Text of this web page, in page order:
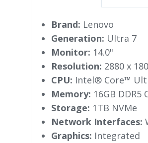
Brand: Lenovo
Generation: Ultra 7
Monitor: 14.0"
Resolution: 2880 x
CPU: Intel® Core™
Memory: 16GB DDR5
Storage: 1TB NVMe
Network Interfaces:
Graphics: Integrated